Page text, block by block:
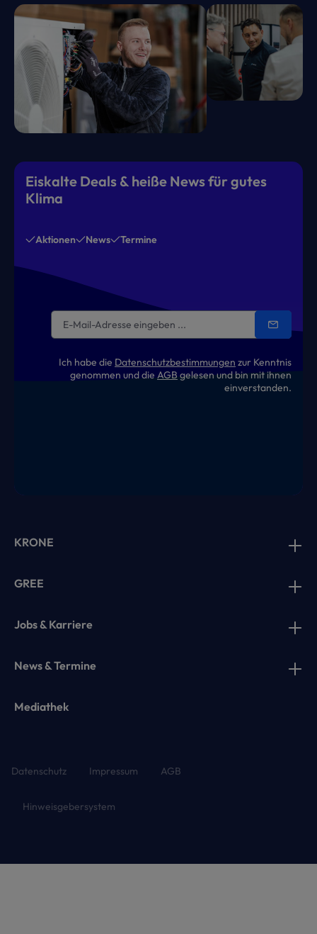
Eiskalte Deals & heiße News für gutes
Klima
Aktionen News Termine
Ich habe die Datenschutzbestimmungen zur Kenntnis
genommen und die AGB gelesen und bin mit ihnen
einverstanden.
KRONE
GREE
Jobs & Karriere
News & Termine
Mediathek
Datenschutz Impressum AGB
Hinweisgebersystem